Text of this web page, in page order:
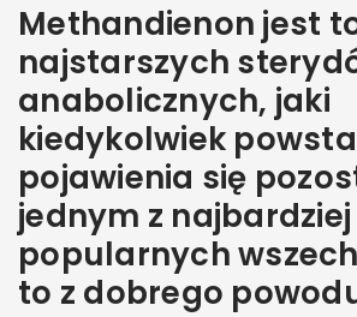
Methandienon jest
najstarszych
anabolicznych, jaki
kiedykolwiek
pojawienia się
jednym z najbardziej
popularnych
to z dobrego